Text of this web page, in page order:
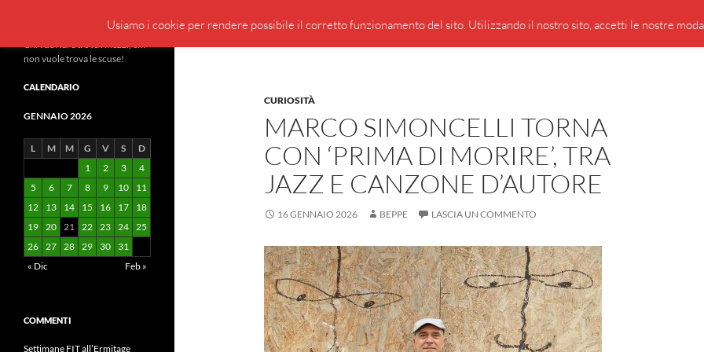
Vai
contenuto
PRESENTAZIONE DI GIUSEPPE BORSOI
CURIOSITÀ
MARCO SIMONCELLI TORNA
CON ‘PRIMA DI MORIRE’, TRA
JAZZ E CANZONE D’AUTORE
16 GENNAIO 2026 BEPPE LASCIA UN COMMENTO
Chi vuol fare trova i mezzi, chi
non vuole trova le scuse!
CALENDARIO
GENNAIO 2026
L M M G V S
D
1
2 3
4
5
6 7 8 9 10
11
12
13 14 15 16 17
18
19 20 21 22 23 24 25
26 27 28 29 30
31
« Dic
Feb »
COMMENTI
Settimane FIT all’Ermitage
Usiamo i cookie per rendere possibile il corretto funzionamento del sito. Utilizzando il nostro sito, accetti le nostre